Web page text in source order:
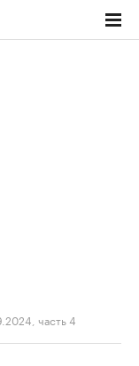
часть 4